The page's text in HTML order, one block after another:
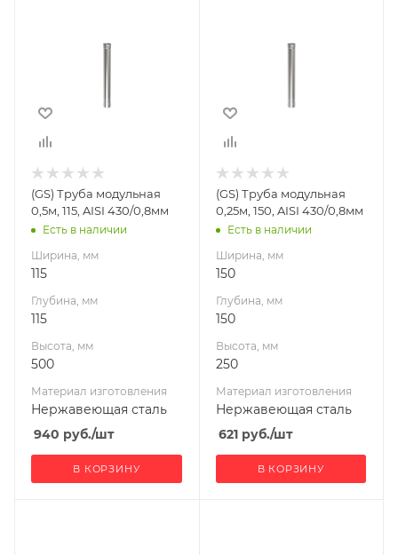
500
Материал
Нержавеющая
сталь
Производитель
(GS) Труба модульная
0,5м, 115, AISI 430/0,8мм
Есть в наличии
Ширина, мм
115
Глубина, мм
115
Высота, мм
500
Материал изготовления
Нержавеющая сталь
940 руб./шт
В КОРЗИНУ
250
Материал
Нержавеющая
сталь
Производитель
(GS) Труба модульная
0,25м, 150, AISI 430/0,8мм
Есть в наличии
Ширина, мм
150
Глубина, мм
150
Высота, мм
250
Материал изготовления
Нержавеющая сталь
621руб./шт
В КОРЗИНУ